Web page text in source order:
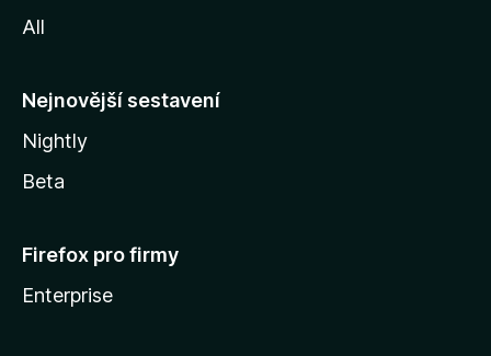
l
y
All
Nejnovější sestavení
Nightly
Beta
Firefox pro firmy
Enterprise